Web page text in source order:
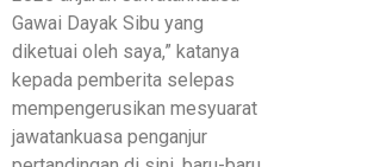
Gawai Dayak Sibu yang
diketuai oleh saya,” katanya
kepada pemberita selepas
mempengerusikan mesyuarat
jawatankuasa penganjur